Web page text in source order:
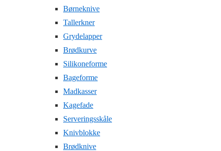
Børneknive
Tallerkner
Grydelapper
Brødkurve
Silikoneforme
Bageforme
Madkasser
Kagefade
Serveringsskåle
Knivblokke
Brødknive